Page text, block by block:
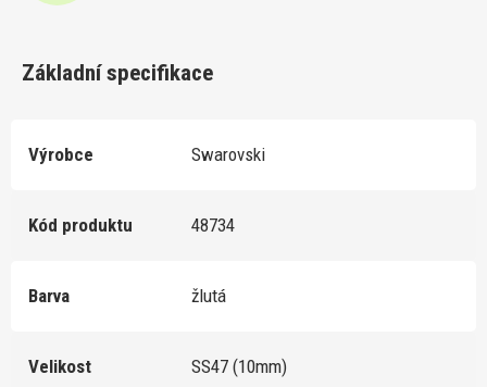
Základní specifikace
Výrobce Swarovski
Kód produktu 48734
Barva žlutá
Velikost SS47 (10mm)